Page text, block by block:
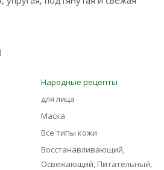
Народные рецепты
для лица
Маска
Все типы кожи
Восстанавливающий,
Освежающий, Питательный,